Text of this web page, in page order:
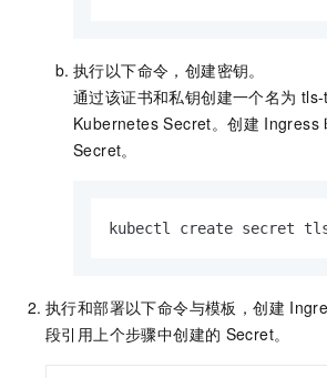
执行以下命令，创建密钥。
通过该证书和私钥创建一个名为
Kubernetes Secret。创建 Ingress
Secret。
kubectl create secret
执行和部署以下命令与模板，创建
段引用上个步骤中创建的 Secret。